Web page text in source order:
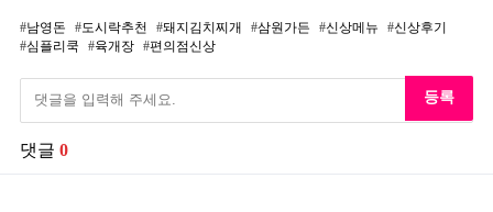
남영돈 도시락추천 돼지김치찌개 삼원가든 신상메뉴
신상후기
심플리쿡
육개장 편의점신상
등록
댓글 0